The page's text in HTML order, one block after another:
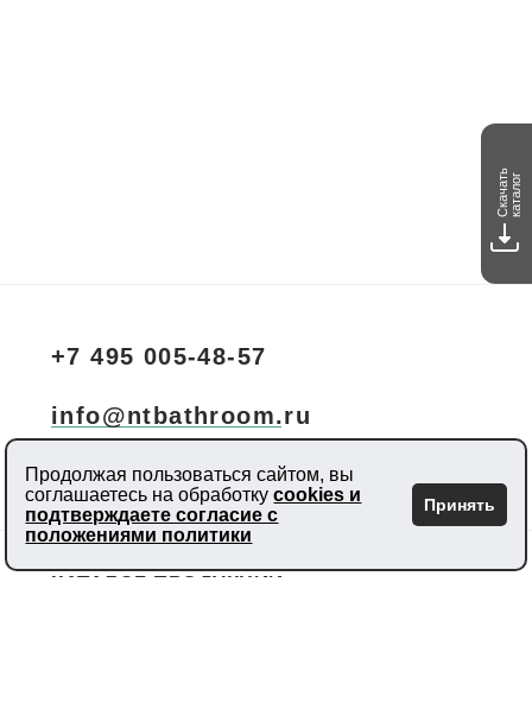
Продолжая пользоваться сайтом, вы
соглашаетесь на обработкуcookies и
подтверждаете согласие с
положениями политики
Принять
Скачатькаталог
+7 495 005-48-57
info@ntbathroom.ru
Москва, Летниковская д.2, стр.1, этаж 11
КАТАЛОГ ПРОДУКЦИИ